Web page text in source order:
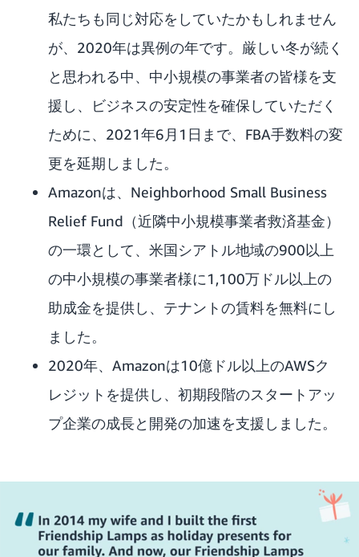
私たちも同じ対応をしていたかもしれません
が、2020年は異例の年です。厳しい冬が続く
と思われる中、中小規模の事業者の皆様を支
援し、ビジネスの安定性を確保していただく
ために、2021年6月1日まで、 FBA手数料の変
更を延期 しました。
Amazonは、Neighborhood Small Business
Relief Fund（近隣中小規模事業者救済基金）
の一環として、米国シアトル地域の900以上
の中小規模の事業者様に1,100万ドル以上の
助成金を提供し、テナントの賃料を無料にし
ました。
2020年、Amazonは10億ドル以上のAWSク
レジットを提供し、初期段階のスタートアッ
プ企業の成長と開発の加速を支援しました。